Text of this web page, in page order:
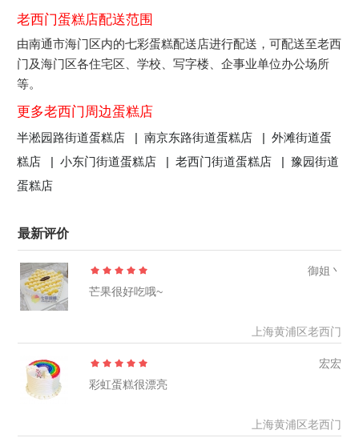
老西门蛋糕店配送范围
由南通市海门区内的七彩蛋糕配送店进行配送，可配送至老西
门及海门区各住宅区、学校、写字楼、企事业单位办公场所
等。
更多老西门周边蛋糕店
半淞园路街道蛋糕店 |南京东路街道蛋糕店 |外滩街道蛋
糕店 |小东门街道蛋糕店 |老西门街道蛋糕店 |豫园街道
蛋糕店
最新评价
御姐丶
芒果很好吃哦~
上海黄浦区老西门
宏宏
彩虹蛋糕很漂亮
上海黄浦区老西门